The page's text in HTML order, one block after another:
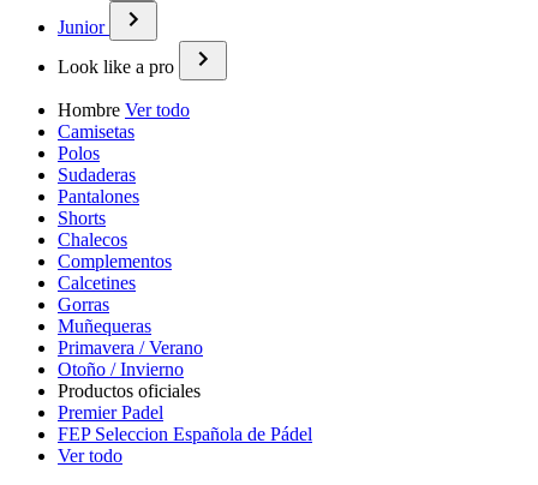
Junior
Look like a pro
Hombre Ver todo
Camisetas
Polos
Sudaderas
Pantalones
Shorts
Chalecos
Complementos
Calcetines
Gorras
Muñequeras
Primavera / Verano
Otoño / Invierno
Productos oficiales
Premier Padel
FEP Seleccion Española de Pádel
Ver todo